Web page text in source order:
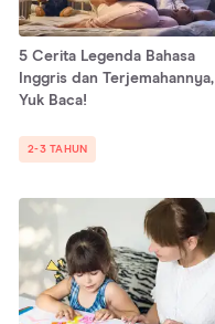
5 Cerita Legenda Bahasa
Inggris dan Terjemahannya,
Yuk Baca!
2-3 TAHUN